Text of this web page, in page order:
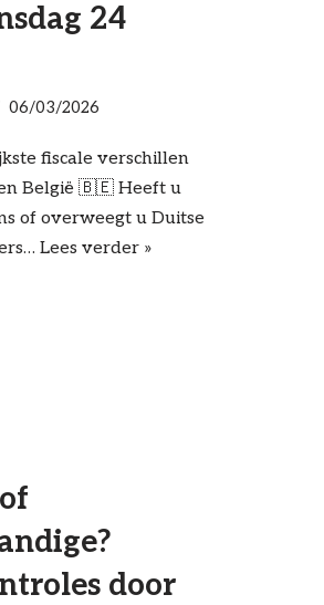
24
06/03/2026
fiscale verschillen
België 🇧🇪 Heeft u
of overweegt u Duitse
Lees verder »
door